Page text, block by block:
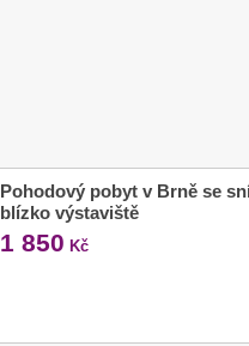
Pohodový pobyt v Brně se
blízko výstaviště
1 850 Kč